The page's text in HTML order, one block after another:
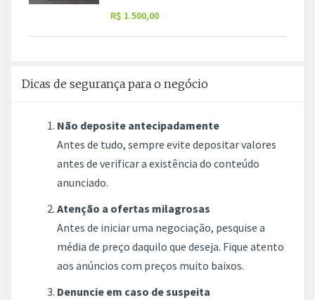
R$ 1.500,00
Dicas de segurança para o negócio
Não deposite antecipadamente
Antes de tudo, sempre evite depositar valores
antes de verificar a existência do conteúdo
anunciado.
Atenção a ofertas milagrosas
Antes de iniciar uma negociação, pesquise a
média de preço daquilo que deseja. Fique atento
aos anúncios com preços muito baixos.
Denuncie em caso de suspeita